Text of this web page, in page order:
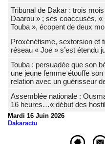
Tribunal de Dakar : trois
Daarou » ; ses coaccusés,
Touba », écopent de deux
Proxénétisme, sextorsion et
réseau « Joe » s’est étendu
Touba : persuadée que son
une jeune femme étouffe
relation avec un guérisseur
Assemblée nationale :
16 heures…« début des
Mardi 16 Juin 2026
Dakaractu